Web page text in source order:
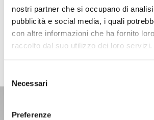
nostri partner che si occupano di
pubblicità e social media, i quali
con altre informazioni che ha fornito
raccolto dal suo utilizzo dei loro servizi.
delNecessari
Preferenze
Nullam et faucibus urna, at
dapibus nisi blandit augue
venenatis libero.